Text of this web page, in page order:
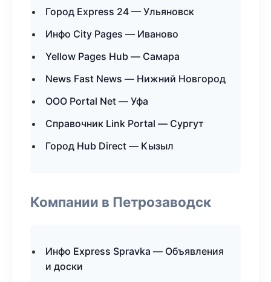
Город Express 24 — Ульяновск
Инфо City Pages — Иваново
Yellow Pages Hub — Самара
News Fast News — Нижний Новгород
ООО Portal Net — Уфа
Справочник Link Portal — Сургут
Город Hub Direct — Кызыл
Компании в Петрозаводск
Инфо Express Spravka — Объявления
и доски